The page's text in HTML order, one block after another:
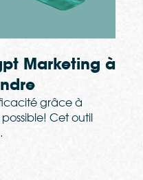
Marketing à
grâce à
Cet outil